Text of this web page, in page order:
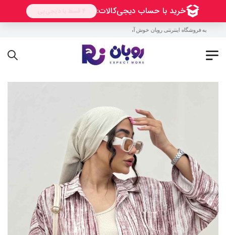
به فروشگاه اینترنتی روبان خوش آمدید !